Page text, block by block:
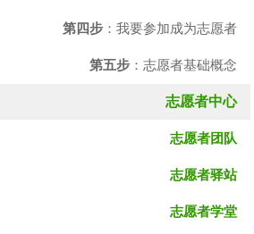
第四步 ：我要参加成为志愿者
第五步 ：志愿者基础概念
志愿者中心
志愿者团队
志愿者驿站
志愿者学堂